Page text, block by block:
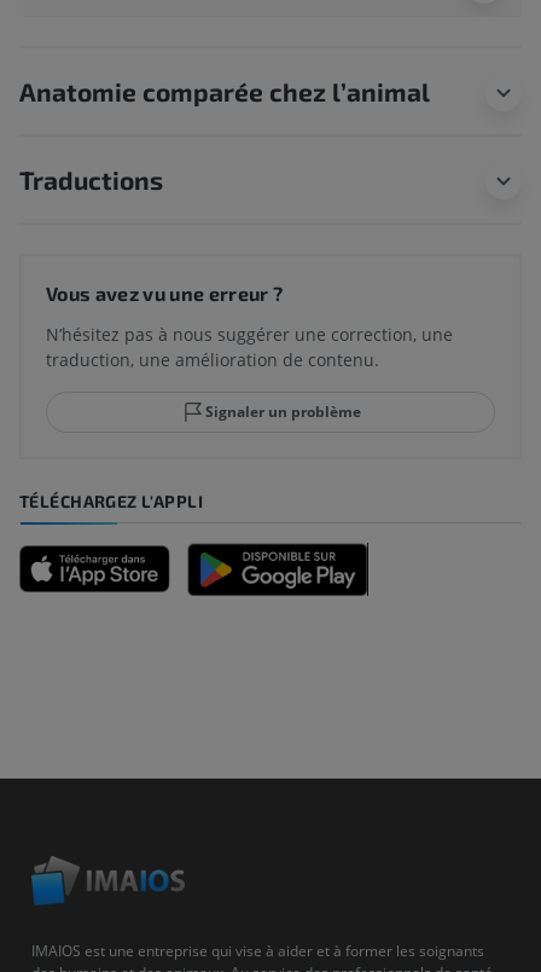
Anatomie comparée chez l’animal
Traductions
Vous avez vu une erreur ?
N’hésitez pas à nous suggérer une correction, une
traduction, une amélioration de contenu.
Signaler un problème
TÉLÉCHARGEZ L'APPLI
IMAIOS est une entreprise qui vise à aider et à former les soignants